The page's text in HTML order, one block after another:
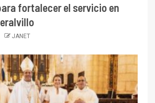
fortalecer el servicio en
JANET